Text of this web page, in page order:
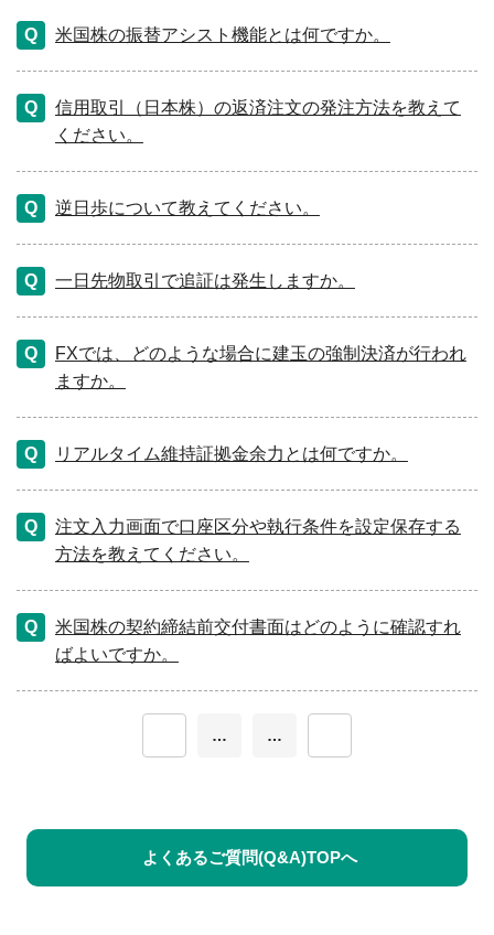
米国株の振替アシスト機能とは何ですか。
信用取引（日本株）の返済注文の発注方法を教えて
ください。
逆日歩について教えてください。
一日先物取引で追証は発生しますか。
FXでは、どのような場合に建玉の強制決済が行われ
ますか。
リアルタイム維持証拠金余力とは何ですか。
注文入力画面で口座区分や執行条件を設定保存する
方法を教えてください。
米国株の契約締結前交付書面はどのように確認すれ
ばよいですか。
… …
よくあるご質問(Q&A)TOPへ